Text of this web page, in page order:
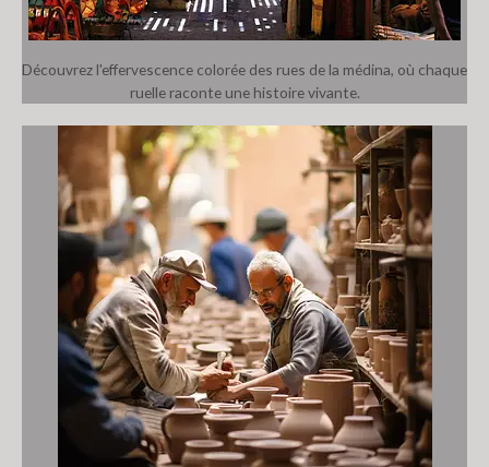
Découvrez l'effervescence colorée des rues de la médina, où chaque
ruelle raconte une histoire vivante.